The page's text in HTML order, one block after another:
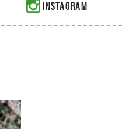
Instagram